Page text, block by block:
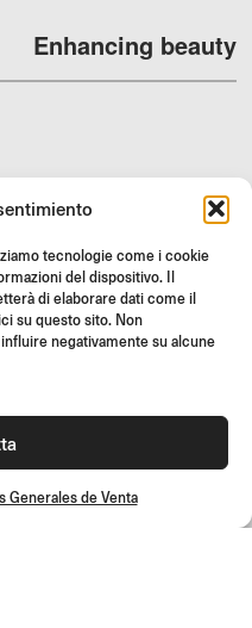
tecnologie come i cookie
del dispositivo. Il
di elaborare dati come il
su questo sito. Non
negativamente su alcune
Generales de Venta
Enhancing beauty
a contenidos exclusivos y